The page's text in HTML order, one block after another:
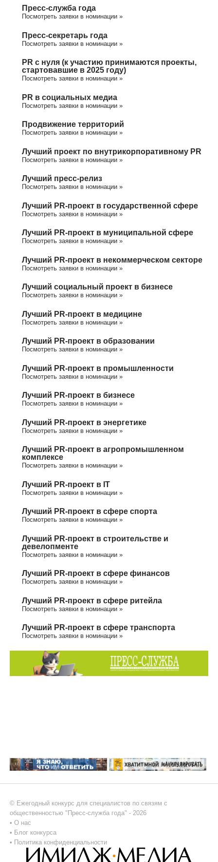
Пресс-служба года
Посмотреть заявки в номинации »
Пресс-секретарь года
Посмотреть заявки в номинации »
PR с нуля (к участию принимаются проекты,
стартовавшие в 2025 году)
Посмотреть заявки в номинации »
PR в социальных медиа
Посмотреть заявки в номинации »
Продвижение территорий
Посмотреть заявки в номинации »
Лучший проект по внутрикорпоративному PR
Посмотреть заявки в номинации »
Лучший пресс-релиз
Посмотреть заявки в номинации »
Лучший PR-проект в государственной сфере
Посмотреть заявки в номинации »
Лучший PR-проект в муниципальной сфере
Посмотреть заявки в номинации »
Лучший PR-проект в некоммерческом секторе
Посмотреть заявки в номинации »
Лучший социальный проект в бизнесе
Посмотреть заявки в номинации »
Лучший PR-проект в медицине
Посмотреть заявки в номинации »
Лучший PR-проект в образовании
Посмотреть заявки в номинации »
Лучший PR-проект в промышленности
Посмотреть заявки в номинации »
Лучший PR-проект в бизнесе
Посмотреть заявки в номинации »
Лучший PR-проект в энергетике
Посмотреть заявки в номинации »
Лучший PR-проект в агропромышленном
комплексе
Посмотреть заявки в номинации »
Лучший PR-проект в IT
Посмотреть заявки в номинации »
Лучший PR-проект в сфере спорта
Посмотреть заявки в номинации »
Лучший PR-проект в строительстве и
девелопменте
Посмотреть заявки в номинации »
Лучший PR-проект в сфере финансов
Посмотреть заявки в номинации »
Лучший PR-проект в сфере ритейла
Посмотреть заявки в номинации »
Лучший PR-проект в сфере транспорта
Посмотреть заявки в номинации »
© Ежегодный конкурс для специалистов по связям с
общественностью "Пресс-служба года" - 2026
• О нас
• Блог конкурса
• Политика конфиденциальности